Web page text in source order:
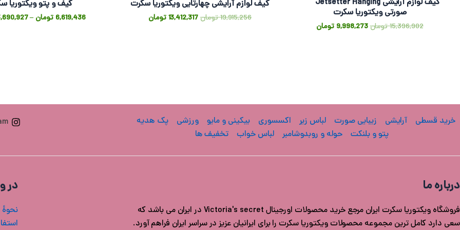
کیف لوازم آرایشی Jetsetter Hanging
صورتی ویکتوریا سکرت
15,396,902تومان9,998,273 تومان
کیف لوازم آرایشی چهارتایی ویکتوریا سکرت
19,915,256تومان13,412,317 تومان
کیف و پتو ویکتوریا
6,619,436 تومان –
خرید قسطی آرایشی زیبایی صورت لباس زیر اکسسوری بیکینی و مایو ورزشی
پک هدیه
پتو و بلنکت
حوله و روبدوشامبر لباس خواب تخفیف ها
درباره ما
فروشگاه ویکتوریا سکرت ایران مرجع خرید محصولات اورجینال Victoria's secret در ایران می باشد که
سعی دارد کامل ترین مجموعه محصولات ویکتوریا سکرت را برای ایرانیان عزیز در سراسر ایران فراهم آورد.
در